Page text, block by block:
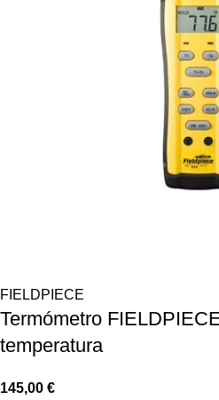
FIELDPIECE
Termómetro
temperatura
145,00 €